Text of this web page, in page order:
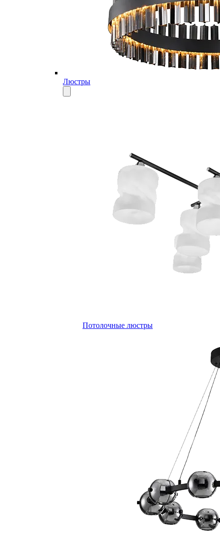
Люстры
Потолочные люстры